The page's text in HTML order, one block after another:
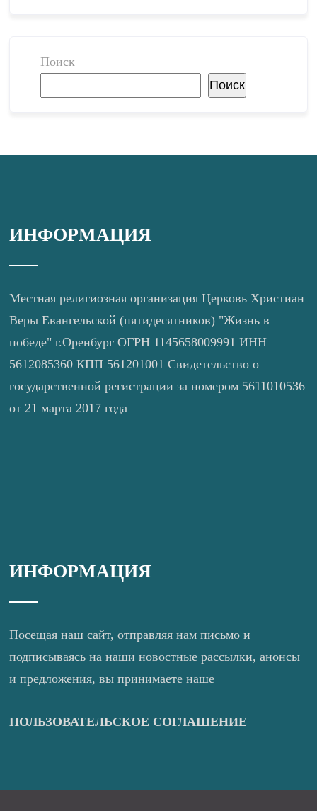
Поиск
Поиск
ИНФОРМАЦИЯ
Местная религиозная организация Церковь Христиан
Веры Евангельской (пятидесятников) "Жизнь в
победе" г.Оренбург ОГРН 1145658009991 ИНН
5612085360 КПП 561201001 Свидетельство о
государственной регистрации за номером 5611010536
от 21 марта 2017 года
ИНФОРМАЦИЯ
Посещая наш сайт, отправляя нам письмо и
подписываясь на наши новостные рассылки, анонсы
и предложения, вы принимаете наше
ПОЛЬЗОВАТЕЛЬСКОЕ СОГЛАШЕНИЕ